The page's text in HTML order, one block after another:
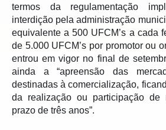
termos da regulamentação
interdição pela administração
equivalente a 500 UFCM’s a cada
de 5.000 UFCM’s por promotor ou
entrou em vigor no final de
ainda a “apreensão das
destinadas à comercialização,
da realização ou participação de
prazo de três anos”.